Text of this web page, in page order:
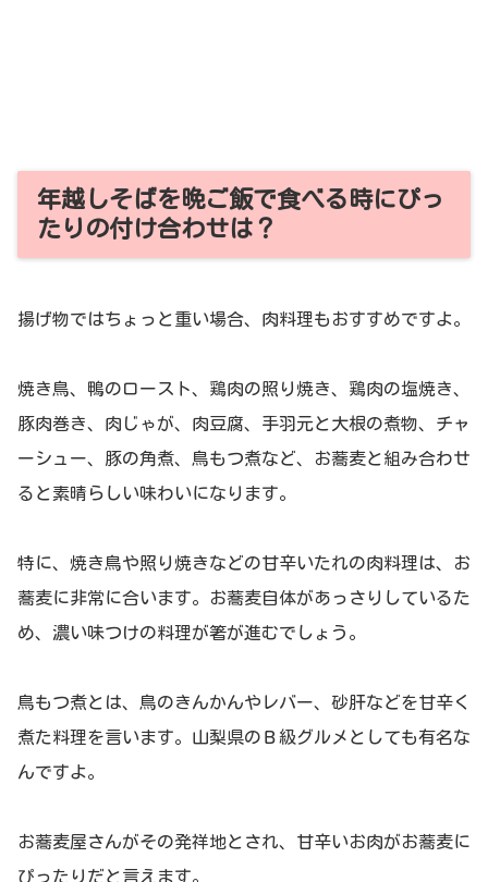
年越しそばを晩ご飯で食べる時にぴっ
たりの付け合わせは？
揚げ物ではちょっと重い場合、肉料理もおすすめですよ。
焼き鳥、鴨のロースト、鶏肉の照り焼き、鶏肉の塩焼き、
豚肉巻き、肉じゃが、肉豆腐、手羽元と大根の煮物、チャ
ーシュー、豚の角煮、鳥もつ煮など、お蕎麦と組み合わせ
ると素晴らしい味わいになります。
特に、焼き鳥や照り焼きなどの甘辛いたれの肉料理は、お
蕎麦に非常に合います。お蕎麦自体があっさりしているた
め、濃い味つけの料理が箸が進むでしょう。
鳥もつ煮とは、鳥のきんかんやレバー、砂肝などを甘辛く
煮た料理を言います。山梨県のＢ級グルメとしても有名な
んですよ。
お蕎麦屋さんがその発祥地とされ、甘辛いお肉がお蕎麦に
ぴったりだと言えます。